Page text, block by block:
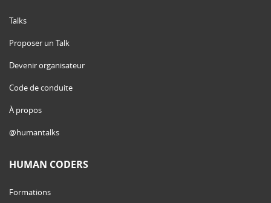
Talks
Proposer un Talk
Devenir organisateur
Code de conduite
À propos
@humantalks
HUMAN CODERS
Formations